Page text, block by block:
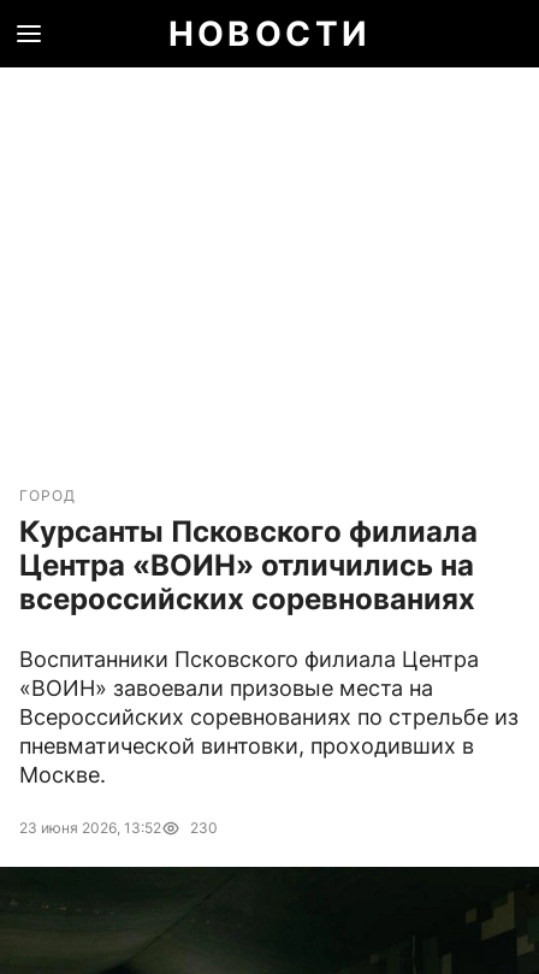
НОВОСТИ
ГОРОД
Курсанты Псковского филиала
Центра «ВОИН» отличились на
всероссийских соревнованиях
Воспитанники Псковского филиала Центра
«ВОИН» завоевали призовые места на
Всероссийских соревнованиях по стрельбе из
пневматической винтовки, проходивших в
Москве.
23 июня 2026, 13:52 230